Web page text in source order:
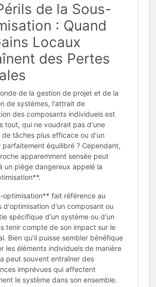
de la Sous-
: Quand
Locaux
des Pertes
de la gestion de projet et de la
de systèmes, l'attrait de
des composants individuels est
tout, qui ne voudrait pas d'une
de tâches plus efficace ou d'un
parfaitement équilibré ? Cependant,
apparemment sensée peut
un piège dangereux appelé la
optimisation** fait référence au
d'optimisation d'un composant ou
spécifique d'un système ou d'un
tenir compte de son impact sur le
Bien qu'il puisse sembler bénéfique
les éléments individuels de manière
peut souvent entraîner des
imprévues qui affectent
le système dans son ensemble.